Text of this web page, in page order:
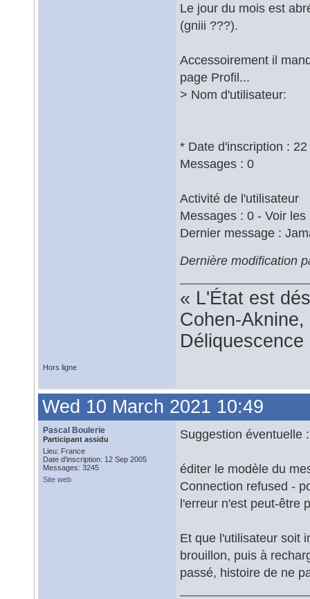
Le jour du mois est
(gniii ???).
Accessoirement il
page Profil...
> Nom d'utilisateur:
* Date d'inscription :
Messages : 0
Activité de l'utilisateur
Messages : 0 - Voir
Dernier message :
Dernière modification
« L'État est
Cohen-
Hors ligne
Wed 10 March 2021 10:49
Pascal Boulerie
Participant assidu
Lieu: France
Date d'inscription: 12 Sep 2005
Messages: 3245
Site web
Suggestion éventuelle :
éditer le modèle du
Connection refused -
l'erreur n'est peut-être
Et que l'utilisateur soit
brouillon, puis à
passé, histoire de ne